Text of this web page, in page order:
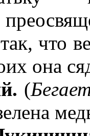
что
она
(